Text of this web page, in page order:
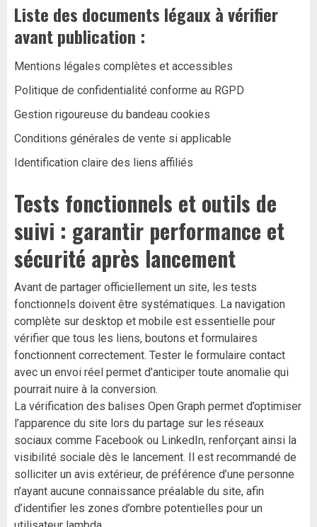
Liste des documents légaux à vérifier
avant publication :
Mentions légales complètes et accessibles
Politique de confidentialité conforme au RGPD
Gestion rigoureuse du bandeau cookies
Conditions générales de vente si applicable
Identification claire des liens affiliés
Tests fonctionnels et outils de
suivi : garantir performance et
sécurité après lancement
Avant de partager officiellement un site, les tests
fonctionnels doivent être systématiques. La navigation
complète sur desktop et mobile est essentielle pour
vérifier que tous les liens, boutons et formulaires
fonctionnent correctement. Tester le formulaire contact
avec un envoi réel permet d’anticiper toute anomalie qui
pourrait nuire à la conversion.
La vérification des balises Open Graph permet d’optimiser
l’apparence du site lors du partage sur les réseaux
sociaux comme Facebook ou LinkedIn, renforçant ainsi la
visibilité sociale dès le lancement. Il est recommandé de
solliciter un avis extérieur, de préférence d’une personne
n’ayant aucune connaissance préalable du site, afin
d’identifier les zones d’ombre potentielles pour un